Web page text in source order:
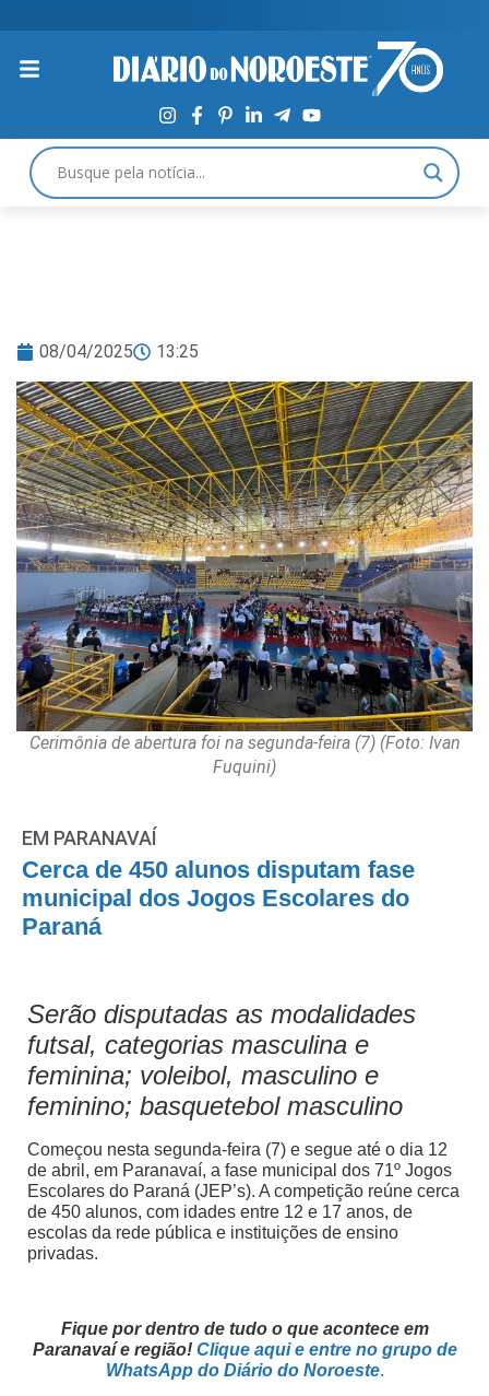
08/04/2025 13:25
Cerimônia de abertura foi na segunda-feira (7) (Foto: Ivan
Fuquini)
EM PARANAVAÍ
Cerca de 450 alunos disputam fase
municipal dos Jogos Escolares do
Paraná
Serão disputadas as modalidades
futsal, categorias masculina e
feminina; voleibol, masculino e
feminino; basquetebol masculino
Começou nesta segunda-feira (7) e segue até o dia 12
de abril, em Paranavaí, a fase municipal dos 71º Jogos
Escolares do Paraná (JEP’s). A competição reúne cerca
de 450 alunos, com idades entre 12 e 17 anos, de
escolas da rede pública e instituições de ensino
privadas.
Fique por dentro de tudo o que acontece em
Paranavaí e região! Clique aqui e entre no grupo de
WhatsApp do Diário do Noroeste.